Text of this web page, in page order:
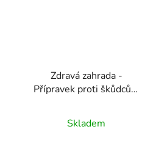
Zdravá zahrada -
Přípravek proti škůdcům
Skladem